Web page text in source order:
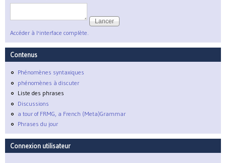
Accéder à l'interface complète.
Contenus
Phénomènes syntaxiques
phénomènes à discuter
Liste des phrases
Discussions
a tour of FRMG, a French (Meta)Grammar
Phrases du jour
Connexion utilisateur